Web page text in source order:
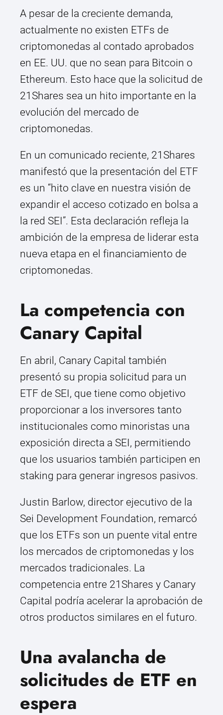
A pesar de la creciente demanda,
actualmente no existen ETFs de
criptomonedas al contado aprobados
en EE. UU. que no sean para Bitcoin o
Ethereum. Esto hace que la solicitud de
21Shares sea un hito importante en la
evolución del mercado de
criptomonedas.
En un comunicado reciente, 21Shares
manifestó que la presentación del ETF
es un “hito clave en nuestra visión de
expandir el acceso cotizado en bolsa a
la red SEI”. Esta declaración refleja la
ambición de la empresa de liderar esta
nueva etapa en el financiamiento de
criptomonedas.
La competencia con
Canary Capital
En abril, Canary Capital también
presentó su propia solicitud para un
ETF de SEI, que tiene como objetivo
proporcionar a los inversores tanto
institucionales como minoristas una
exposición directa a SEI, permitiendo
que los usuarios también participen en
staking para generar ingresos pasivos.
Justin Barlow, director ejecutivo de la
Sei Development Foundation, remarcó
que los ETFs son un puente vital entre
los mercados de criptomonedas y los
mercados tradicionales. La
competencia entre 21Shares y Canary
Capital podría acelerar la aprobación de
otros productos similares en el futuro.
Una avalancha de
solicitudes de ETF en
espera